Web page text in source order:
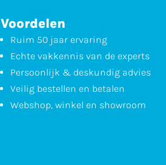
Voordelen
Ruim 50 jaar ervaring
Echte vakkennis van de experts
Persoonlijk & deskundig advies
Veilig bestellen en betalen
Webshop, winkel en showroom